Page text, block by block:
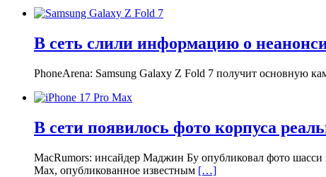
В сеть слили информацию о
PhoneArena: Samsung Galaxy Z Fold 7 получит основную
В сети появилось фото корпуса
MacRumors: инсайдер Маджин Бу опубликовал фото
Max, опубликованное известным […]